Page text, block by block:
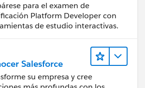
para el examen de
Platform Developer con
de estudio interactivas.
Salesforce
su empresa y cree